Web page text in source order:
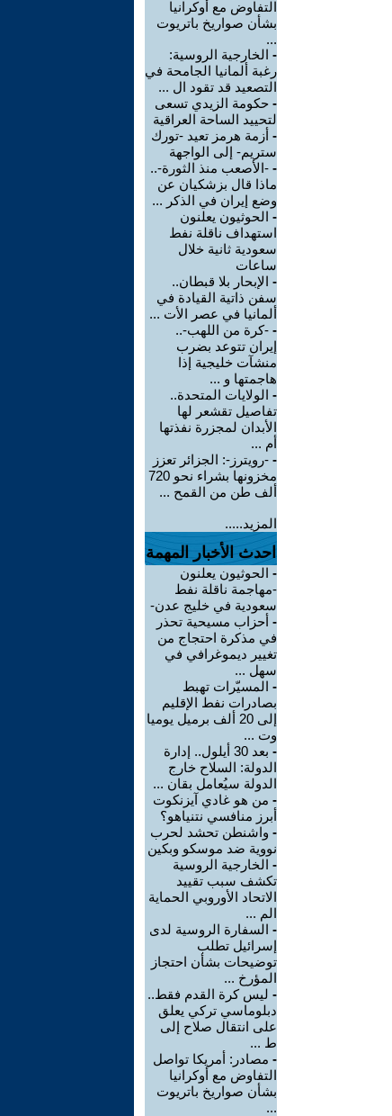
التفاوض مع أوكرانيا
بشأن صواريخ باتريوت
...
- الخارجية الروسية:
رغبة ألمانيا الجامحة في
التصعيد قد تقود ال ...
- حكومة الزيدي تسعى
لتحييد الساحة العراقية
- أزمة هرمز تعيد -تورك
ستريم- إلى الواجهة
- -الأصعب منذ الثورة-..
ماذا قال بزشكيان عن
وضع إيران في الذكر ...
- الحوثيون يعلنون
استهداف ناقلة نفط
سعودية ثانية خلال
ساعات
- الإبحار بلا قبطان..
سفن ذاتية القيادة في
ألمانيا في عصر الأت ...
- -كرة من اللهب-..
إيران تتوعد بضرب
منشآت خليجية إذا
هاجمتها و ...
- الولايات المتحدة..
تفاصيل تقشعر لها
الأبدان لمجزرة نفذتها
أم ...
- -رويترز-: الجزائر تعزز
مخزونها بشراء نحو 720
ألف طن من القمح ...
المزيد.....
احدث الأخبار المهمة
- الحوثيون يعلنون
-مهاجمة ناقلة نفط
سعودية في خليج عدن-
- أحزاب مسيحية تحذر
في مذكرة احتجاج من
تغيير ديموغرافي في
سهل ...
- المسيّرات تهبط
بصادرات نفط الإقليم
إلى 20 ألف برميل يوميا
وت ...
-
بعد 30 أيلول.. إدارة
الدولة: السلاح خارج
الدولة سيُعامل بقان ...
- من هو غادي آيزنكوت
أبرز منافسي نتنياهو؟
- واشنطن تحشد لحرب
نووية ضد موسكو وبكين
- الخارجية الروسية
تكشف سبب تقييد
الاتحاد الأوروبي الحماية
الم ...
- السفارة الروسية لدى
إسرائيل تطلب
توضيحات بشأن احتجاز
المؤرخ ...
- ليس كرة القدم فقط..
دبلوماسي تركي يعلق
على انتقال صلاح إلى
ط ...
- مصادر: أمريكا تواصل
التفاوض مع أوكرانيا
بشأن صواريخ باتريوت
...